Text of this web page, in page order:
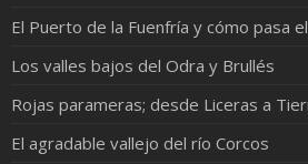
El Puerto de la Fuenfría y cómo pasa
Los valles bajos del Odra y Brullés
Rojas parameras; desde Liceras a
El agradable vallejo del río Corcos